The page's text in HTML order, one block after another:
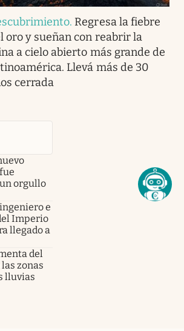
. Regresa la fiebre
oro y sueñan con reabrir la
a cielo abierto más grande de
Llevá más de 30
cerrada
orgullo
e
Imperio
llegado a
del
zonas
lluvias